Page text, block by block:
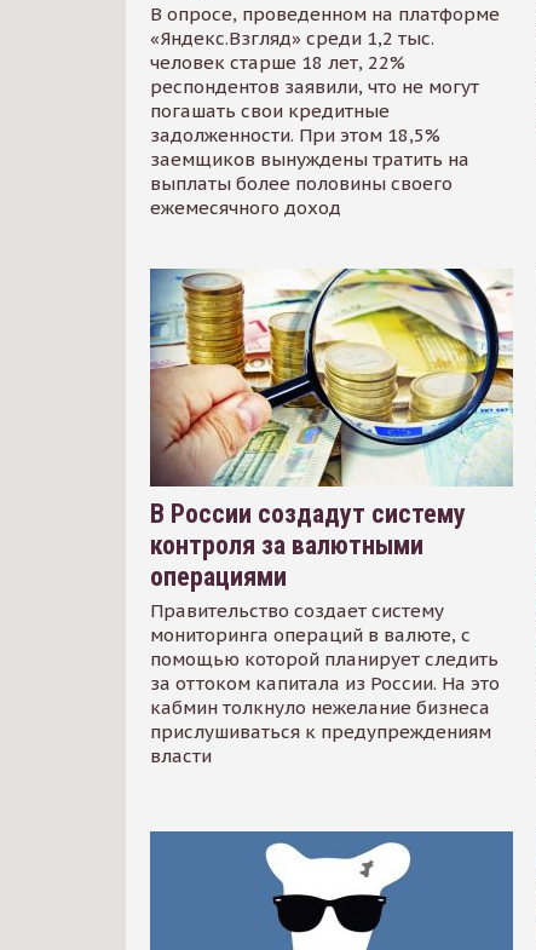
В опросе, проведенном на платформе
«Яндекс.Взгляд» среди 1,2 тыс.
человек старше 18 лет, 22%
респондентов заявили, что не могут
погашать свои кредитные
задолженности. При этом 18,5%
заемщиков вынуждены тратить на
выплаты более половины своего
ежемесячного доход
В России создадут систему
контроля за валютными
операциями
Правительство создает систему
мониторинга операций в валюте, с
помощью которой планирует следить
за оттоком капитала из России. На это
кабмин толкнуло нежелание бизнеса
прислушиваться к предупреждениям
власти